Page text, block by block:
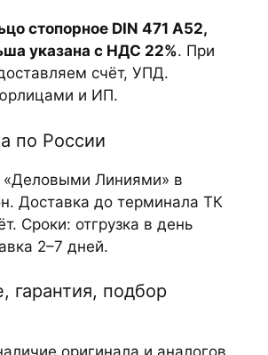
стопорное DIN 471 А52,
указана с НДС 22%. При
счёт, УПД.
и ИП.
по России
Линиями» в
Доставка до терминала ТК
Сроки: отгрузка в день
2–7 дней.
гарантия, подбор